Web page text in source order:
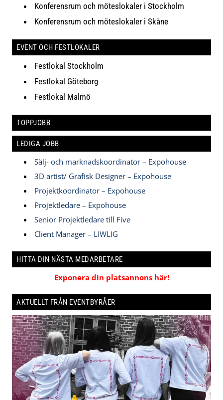
Konferensrum och möteslokaler i Stockholm
Konferensrum och möteslokaler i Skåne
EVENT OCH FESTLOKALER
Festlokal Stockholm
Festlokal Göteborg
Festlokal Malmö
TOPPJOBB
LEDIGA JOBB
Sälj- och marknadskoordinator – Expohouse
3D artist/ Grafisk Designer – Expohouse
Projektkoordinator – Expohouse
Projektledare – Expohouse
Senior Projektledare till Five
Client Manager – LIWLIG
HITTA DIN NÄSTA MEDARBETARE
Exponera din platsannons här!
AKTUELLT FRÅN EVENTBYRÅER